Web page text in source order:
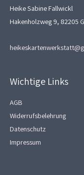
Heike Sabine Fallwickl
Hakenholzweg 9, 82205
Wichtige Links
AGB
Widerrufsbelehrung
Datenschutz
Impressum